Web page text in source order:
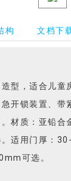
构 文档下
型，适合儿童